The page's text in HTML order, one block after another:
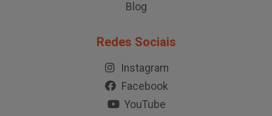
Blog
Redes Sociais
Instagram
Facebook
YouTube